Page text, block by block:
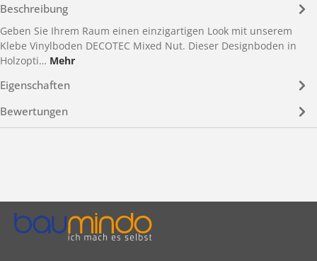
Beschreibung
Geben Sie Ihrem Raum einen einzigartigen Look mit unserem
Klebe Vinylboden DECOTEC Mixed Nut. Dieser Designboden in
Holzopti… Mehr
Eigenschaften
Bewertungen